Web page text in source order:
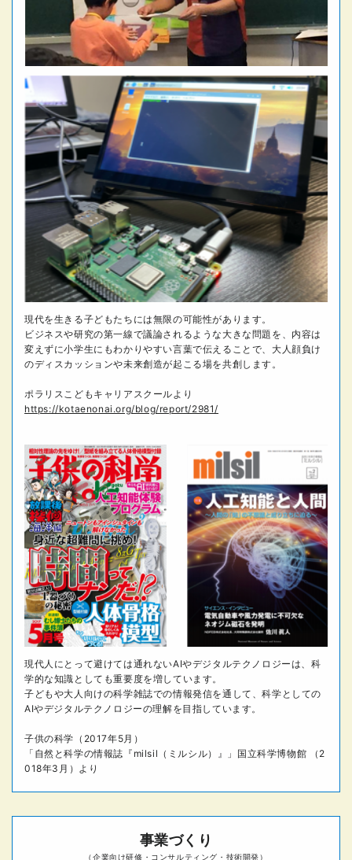
現代を生きる子どもたちには無限の可能性があります。
ビジネスや研究の第一線で議論されるような大きな問題を、内容は
変えずに小学生にもわかりやすい言葉で伝えることで、大人顔負け
のディスカッションや未来創造が起こる場を共創します。
ポラリスこどもキャリアスクールより
https://kotaenonai.org/blog/report/2981/
現代人にとって避けては通れないAIやデジタルテクノロジーは、科
学的な知識としても重要度を増しています。
子どもや大人向けの科学雑誌での情報発信を通して、科学としての
AIやデジタルテクノロジーの理解を目指しています。
子供の科学（2017年5月）
「自然と科学の情報誌『milsil（ミルシル）』」国立科学博物館 （2
018年3月）より
事業づくり
（企業向け研修・コンサルティング・技術開発）